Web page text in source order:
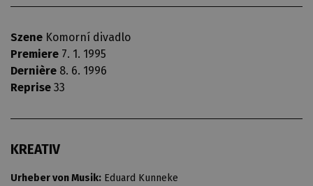
Szene Komorní divadlo
Premiere 7. 1. 1995
Dernière 8. 6. 1996
Reprise 33
KREATIV
Urheber von Musik: Eduard Kunneke